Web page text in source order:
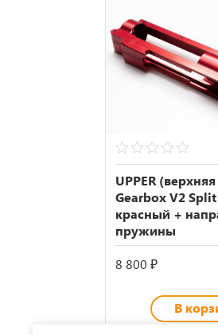
0
out
of
5
UPPER
Gearbox V2
красный +
пружины
8 800 ₽
В